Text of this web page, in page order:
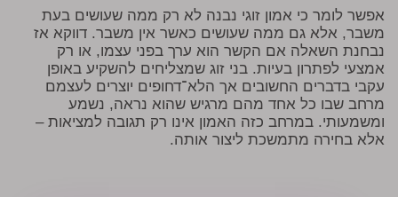
אפשר לומר כי אמון זוגי נבנה לא רק ממה שעושים בעת
משבר, אלא גם ממה שעושים כאשר אין משבר. דווקא אז
נבחנת השאלה אם הקשר הוא ערך בפני עצמו, או רק
אמצעי לפתרון בעיות. בני זוג שמצליחים להשקיע באופן
עקבי בדברים החשובים אך הלא־דחופים יוצרים לעצמם
מרחב שבו כל אחד מהם מרגיש שהוא נראה, נשמע
ומשמעותי. במרחב כזה האמון אינו רק תגובה למציאות –
אלא בחירה מתמשכת ליצור אותה.